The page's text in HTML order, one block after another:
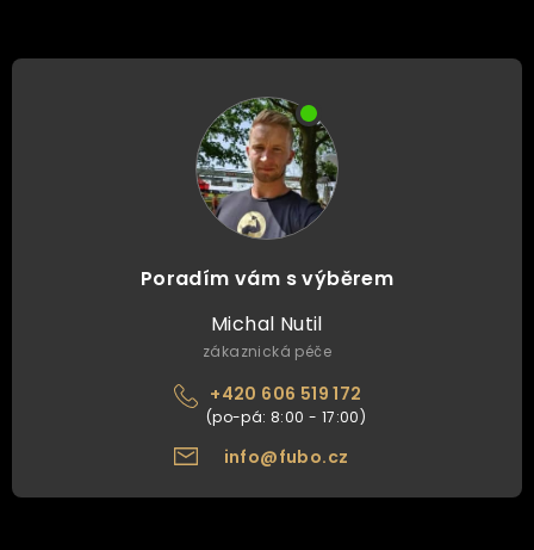
Poradím vám s výběrem
Michal Nutil
zákaznická péče
+420 606 519 172
info@fubo.cz